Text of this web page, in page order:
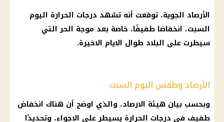
الأرصاد الجوية، توقعت أنه تشهد درجات الحرارة اليوم
السبت، انخفاضا طفيفًا، خاصة بعد موجة الحر التي
سيطرت على البلاد طوال الايام الاخيرة.
الأرصاد وطقس اليوم السبت
وبحسب بيان هيئة الارصاد، والذي اوضح أن هناك انخفاض
طفيف في درجات الحرارة يسيطر على الاجواء، وتحديدًا